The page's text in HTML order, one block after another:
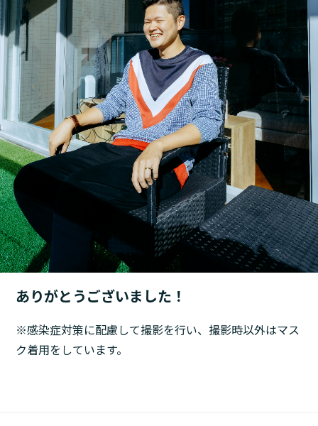
ありがとうございました！
※感染症対策に配慮して撮影を行い、撮影時以外はマス
ク着用をしています。